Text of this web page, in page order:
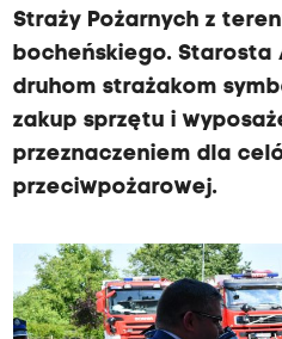
Straży Pożarnych z
bocheńskiego. Starosta
druhom strażakom
zakup sprzętu i
przeznaczeniem dla
przeciwpożarowej.